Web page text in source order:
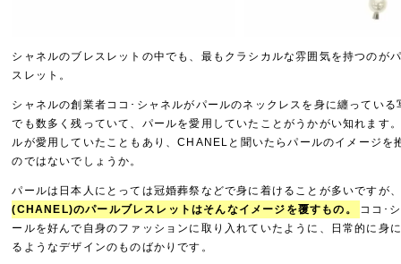
シャネルのブレスレットの中でも、最もクラシカルな雰囲気を持つのが
スレット。
シャネルの創業者ココ･シャネルがパールのネックレスを身に纏っている
でも数多く残っていて、パールを愛用していたことがうかがい知れます
ルが愛用していたこともあり、CHANELと聞いたらパールのイメージを
のではないでしょうか。
パールは日本人にとっては冠婚葬祭などで身に着けることが多いですが
(CHANEL)のパールブレスレットはそんなイメージを覆すもの。
ココ･
ールを好んで自身のファッションに取り入れていたように、日常的に身
るようなデザインのものばかりです。